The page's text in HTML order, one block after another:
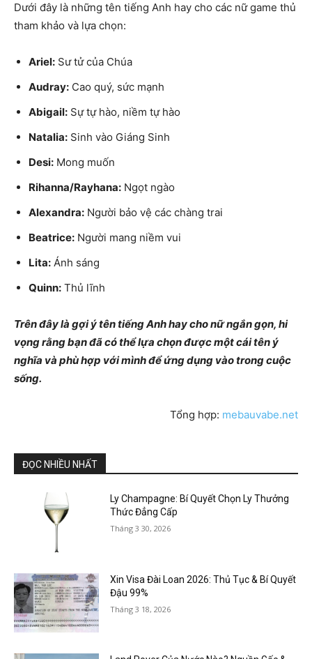
Dưới đây là những tên tiếng Anh hay cho các nữ game thủ
tham khảo và lựa chọn:
Ariel: Sư tử của Chúa
Audray: Cao quý, sức mạnh
Abigail: Sự tự hào, niềm tự hào
Natalia: Sinh vào Giáng Sinh
Desi: Mong muốn
Rihanna/Rayhana: Ngọt ngào
Alexandra: Người bảo vệ các chàng trai
Beatrice: Người mang niềm vui
Lita: Ánh sáng
Quinn: Thủ lĩnh
Trên đây là gợi ý tên tiếng Anh hay cho nữ ngắn gọn, hi
vọng rằng bạn đã có thể lựa chọn được một cái tên ý
nghĩa và phù hợp với mình để ứng dụng vào trong cuộc
sống.
Tổng hợp: mebauvabe.net
ĐỌC NHIỀU NHẤT
Ly Champagne: Bí Quyết Chọn Ly Thưởng
Thức Đẳng Cấp
Tháng 3 30, 2026
Xin Visa Đài Loan 2026: Thủ Tục & Bí Quyết
Đậu 99%
Tháng 3 18, 2026